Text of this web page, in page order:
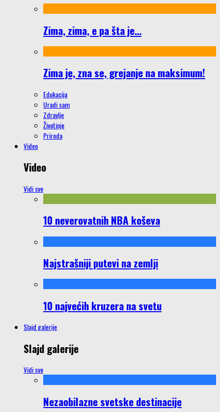
Zima, zima, e pa šta je…
Zima je, zna se, grejanje na maksimum!
Edukacija
Uradi sam
Zdravlje
Životinje
Priroda
Video
Video
Vidi sve
10 neverovatnih NBA koševa
Najstrašniji putevi na zemlji
10 najvećih kruzera na svetu
Slajd galerije
Slajd galerije
Vidi sve
Nezaobilazne svetske destinacije